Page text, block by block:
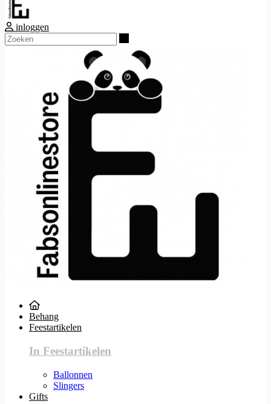
inloggen
Behang
Feestartikelen
In Feestartikelen
Ballonnen
Slingers
Gifts